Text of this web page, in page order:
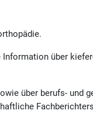
über
über berufs- und